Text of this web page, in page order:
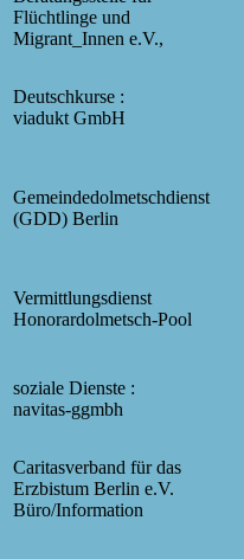
Flüchtlinge und
Migrant_Innen e.V.,
Deutschkurse :
viadukt GmbH
Gemeindedolmetschdienst
(GDD) Berlin
Vermittlungsdienst
Honorardolmetsch-Pool
soziale Dienste :
navitas-ggmbh
Caritasverband für das
Erzbistum Berlin e.V.
Büro/Information